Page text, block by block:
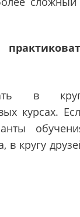
в
курсах.
в кругу